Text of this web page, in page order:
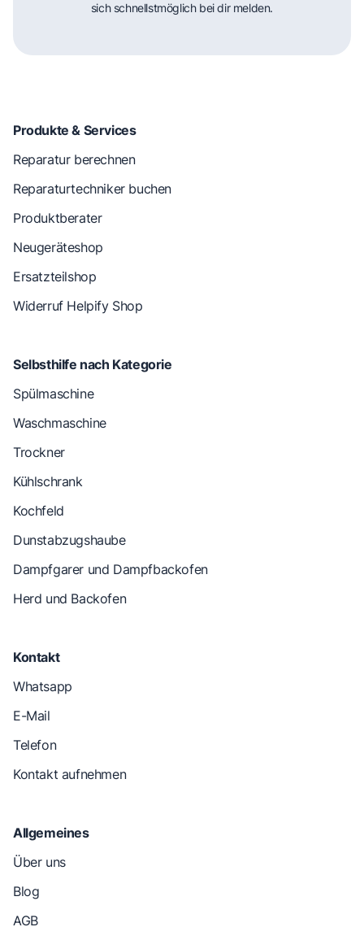
sich schnellstmöglich bei dir melden.
Produkte & Services
Reparatur berechnen
Reparaturtechniker buchen
Produktberater
Neugeräteshop
Ersatzteilshop
Widerruf Helpify Shop
Selbsthilfe nach Kategorie
Spülmaschine
Waschmaschine
Trockner
Kühlschrank
Kochfeld
Dunstabzugshaube
Dampfgarer und Dampfbackofen
Herd und Backofen
Kontakt
Whatsapp
E-Mail
Telefon
Kontakt aufnehmen
Allgemeines
Über uns
Blog
AGB